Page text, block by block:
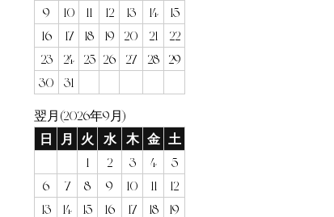
9
10 11 12 13 14
15
16
17 18 19 20 21
22
23
24 25 26 27 28
29
30
31
翌月(2026年9月)
日
月 火 水 木 金 土
1
2 3 4
5
6
7 8 9 10 11
12
13
14 15 16 17 18
19